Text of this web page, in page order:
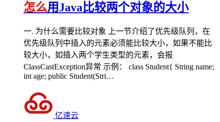
怎么用Java比较两个对象的大小
一. 为什么需要比较对象 上一节介绍了优先级队列，在
优先级队列中插入的元素必须能比较大小，如果不能比
较大小，如插入两个学生类型的元素，会报
ClassCastException异常 示例： class Student{ String name;
int age; public Student(Stri…
亿速云